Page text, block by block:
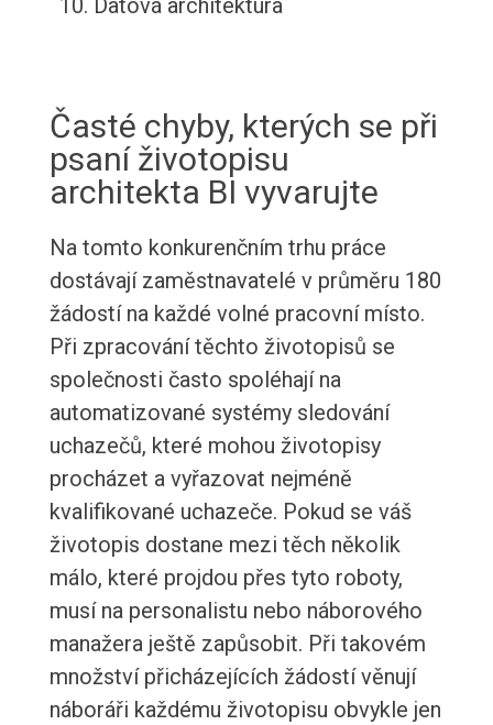
Datová architektura
Časté chyby, kterých se při
psaní životopisu
architekta BI vyvarujte
Na tomto konkurenčním trhu práce
dostávají zaměstnavatelé v průměru 180
žádostí na každé volné pracovní místo.
Při zpracování těchto životopisů se
společnosti často spoléhají na
automatizované systémy sledování
uchazečů, které mohou životopisy
procházet a vyřazovat nejméně
kvalifikované uchazeče. Pokud se váš
životopis dostane mezi těch několik
málo, které projdou přes tyto roboty,
musí na personalistu nebo náborového
manažera ještě zapůsobit. Při takovém
množství přicházejících žádostí věnují
náboráři každému životopisu obvykle jen